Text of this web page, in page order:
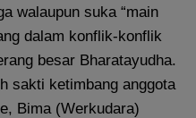
walaupun suka “main
dalam konflik-konflik
besar Bharatayudha.
sakti ketimbang anggota
Bima (Werkudara)